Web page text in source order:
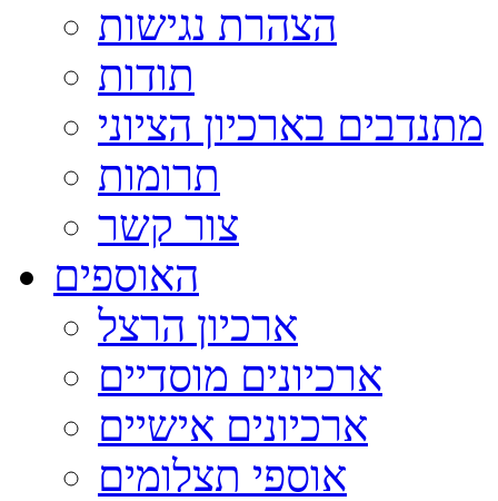
הצהרת נגישות
תודות
מתנדבים בארכיון הציוני
תרומות
צור קשר
האוספים
ארכיון הרצל
ארכיונים מוסדיים
ארכיונים אישיים
אוספי תצלומים